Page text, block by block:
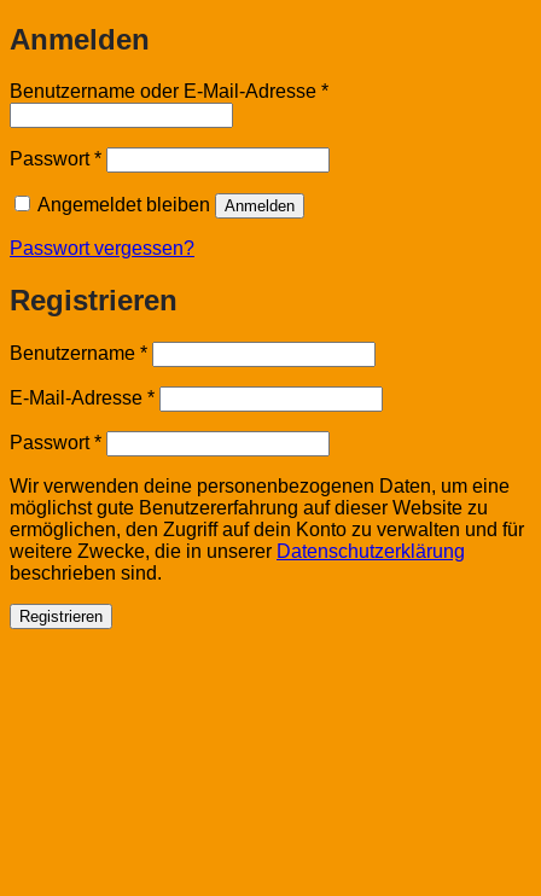
Anmelden
Benutzername oder E-Mail-Adresse *Erforderlich
Passwort*Erforderlich
Angemeldet bleiben Anmelden
Passwort vergessen?
Registrieren
Benutzername *Erforderlich
E-Mail-Adresse *Erforderlich
Passwort*Erforderlich
Wir verwenden deine personenbezogenen Daten, um eine
möglichst gute Benutzererfahrung auf dieser Website zu
ermöglichen, den Zugriff auf dein Konto zu verwalten und für
weitere Zwecke, die in unserer Datenschutzerklärung
beschrieben sind.
Registrieren